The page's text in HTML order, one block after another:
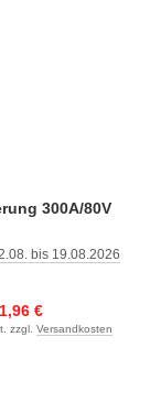
300A/80V
bis 19.08.2026
€
zzgl. Versandkosten